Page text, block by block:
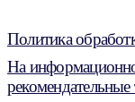
Политика
На